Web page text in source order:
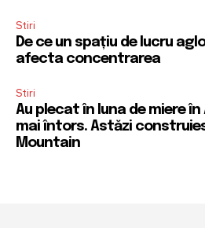
Stiri
De ce un spațiu de lucru
afecta concentrarea
Stiri
Au plecat în luna de miere în
mai întors. Astăzi
Mountain